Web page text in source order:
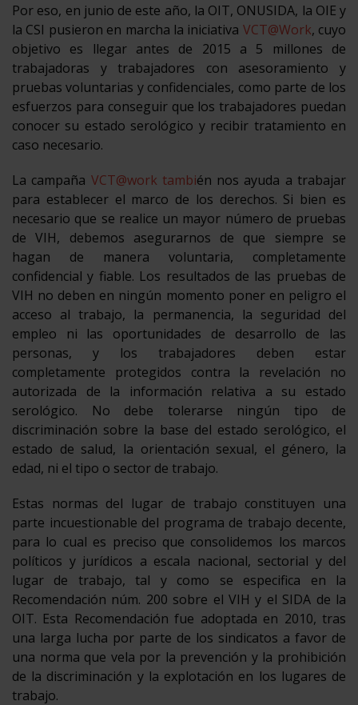
Por eso, en junio de este año, la OIT, ONUSIDA, la OIE y
la CSI pusieron en marcha la iniciativa VCT@Work, cuyo
objetivo es llegar antes de 2015 a 5 millones de
trabajadoras y trabajadores con asesoramiento y
pruebas voluntarias y confidenciales, como parte de los
esfuerzos para conseguir que los trabajadores puedan
conocer su estado serológico y recibir tratamiento en
caso necesario.
La campaña VCT@work también nos ayuda a trabajar
para establecer el marco de los derechos. Si bien es
necesario que se realice un mayor número de pruebas
de VIH, debemos asegurarnos de que siempre se
hagan de manera voluntaria, completamente
confidencial y fiable. Los resultados de las pruebas de
VIH no deben en ningún momento poner en peligro el
acceso al trabajo, la permanencia, la seguridad del
empleo ni las oportunidades de desarrollo de las
personas, y los trabajadores deben estar
completamente protegidos contra la revelación no
autorizada de la información relativa a su estado
serológico. No debe tolerarse ningún tipo de
discriminación sobre la base del estado serológico, el
estado de salud, la orientación sexual, el género, la
edad, ni el tipo o sector de trabajo.
Estas normas del lugar de trabajo constituyen una
parte incuestionable del programa de trabajo decente,
para lo cual es preciso que consolidemos los marcos
políticos y jurídicos a escala nacional, sectorial y del
lugar de trabajo, tal y como se especifica en la
Recomendación núm. 200 sobre el VIH y el SIDA de la
OIT. Esta Recomendación fue adoptada en 2010, tras
una larga lucha por parte de los sindicatos a favor de
una norma que vela por la prevención y la prohibición
de la discriminación y la explotación en los lugares de
trabajo.